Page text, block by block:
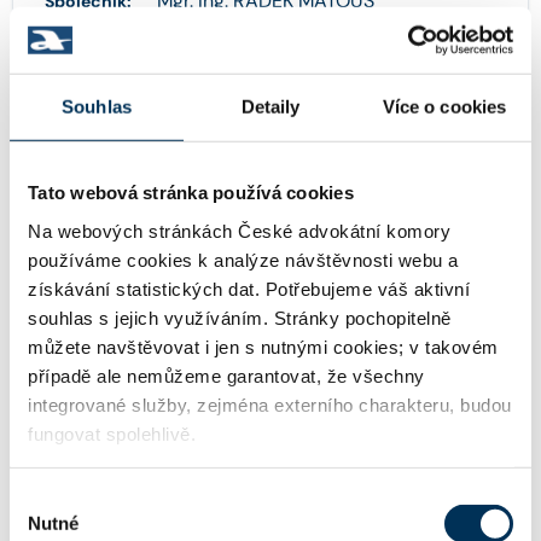
Souhlas Detaily Více o cookies
Tato webová stránka používá cookies
Na webových stránkách České advokátní komory
používáme cookies k analýze návštěvnosti webu a
získávání statistických dat. Potřebujeme váš aktivní
souhlas s jejich využíváním. Stránky pochopitelně
můžete navštěvovat i jen s nutnými cookies; v takovém
případě ale nemůžeme garantovat, že všechny
integrované služby, zejména externího charakteru, budou
fungovat spolehlivě.
souhlasu
Nutné
Stav:
Společník: Mgr. ELIŠKA MIKLÍKOVÁ
Stav: Aktivní
Společník: JUDr. JIŘÍ MORAVEC, J.D., Ph.D.
Stav: Aktivní
Společník: Mgr. PATRIK NOVÁK